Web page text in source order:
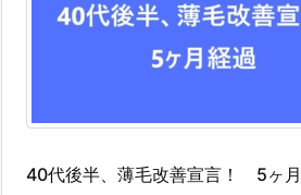
40代後半、薄毛改善宣言！ 5ヶ